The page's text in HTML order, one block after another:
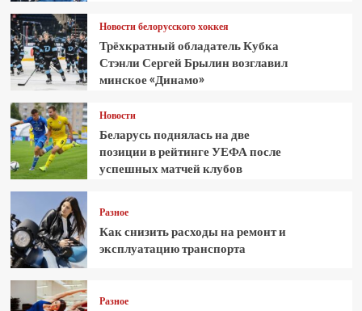
Новости белорусского хоккея
Трёхкратный обладатель Кубка
Стэнли Сергей Брылин возглавил
минское «Динамо»
Новости
Беларусь поднялась на две
позиции в рейтинге УЕФА после
успешных матчей клубов
Разное
Как снизить расходы на ремонт и
эксплуатацию транспорта
Разное